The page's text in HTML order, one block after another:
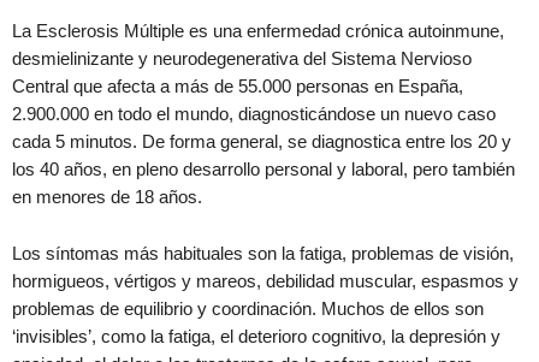
La Esclerosis Múltiple es una enfermedad crónica autoinmune,
desmielinizante y neurodegenerativa del Sistema Nervioso
Central que afecta a más de 55.000 personas en España,
2.900.000 en todo el mundo, diagnosticándose un nuevo caso
cada 5 minutos. De forma general, se diagnostica entre los 20 y
los 40 años, en pleno desarrollo personal y laboral, pero también
en menores de 18 años.
Los síntomas más habituales son la fatiga, problemas de visión,
hormigueos, vértigos y mareos, debilidad muscular, espasmos y
problemas de equilibrio y coordinación. Muchos de ellos son
‘invisibles’, como la fatiga, el deterioro cognitivo, la depresión y